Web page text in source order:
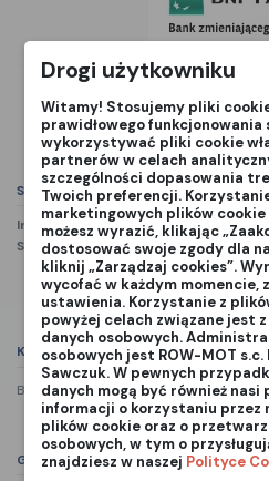
Szczegóły produktu
Marka
Indeks503 92 44-02
Stan: Nowy
Komentarze(0)
Brak recenzji
GPSR
Drogi użytkowniku
Witamy! Stosujemy pliki
prawidłowego funkcjonowania
wykorzystywać pliki cookie
partnerów w celach
szczególności dopasowania
Twoich preferencji.
marketingowych plików
możesz wyrazić, klikając
dostosować swoje zgody dla
kliknij „Zarządzaj cookies”.
wycofać w każdym momencie,
ustawienia. Korzystanie z
powyżej celach związane jest
danych osobowych.
osobowych jest ROW-MOT
Sawczuk. W pewnych
danych mogą być również nasi
informacji o korzystaniu przez
plików cookie oraz o
osobowych, w tym o
znajdziesz w naszej Polityce